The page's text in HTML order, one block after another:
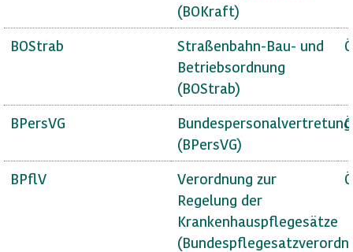
(BOKraft)
BOStrab
Straßenbahn-Bau- und
Betriebsordnung
(BOStrab)
BPersVG
(BPersVG)
BPflV
Verordnung zur
Regelung der
Krankenhauspflegesätze